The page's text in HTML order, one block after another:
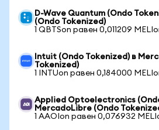
D-Wave Quantum (Ondo
(Ondo Tokenized)
1 QBTSon равен 0,011209
Intuit (Ondo Tokenized) в
Tokenized)
1 INTUon равен 0,184000
Applied Optoelectronics
MercadoLibre (Ondo
1 AAOIon равен 0,076932